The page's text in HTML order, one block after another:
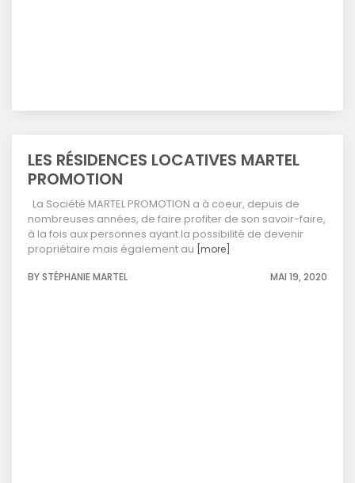
LES RÉSIDENCES LOCATIVES MARTEL
PROMOTION
La Société MARTEL PROMOTION a à coeur, depuis de
nombreuses années, de faire profiter de son savoir-faire,
à la fois aux personnes ayant la possibilité de devenir
propriétaire mais également au [more]
BY STÉPHANIE MARTEL MAI 19, 2020